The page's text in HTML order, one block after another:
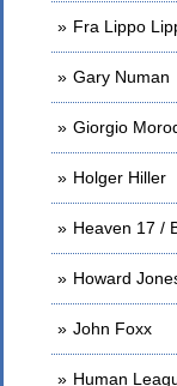
Fra Lippo
Gary Numan
Giorgio
Holger Hiller
Heaven 17 /
Howard
John Foxx
Human